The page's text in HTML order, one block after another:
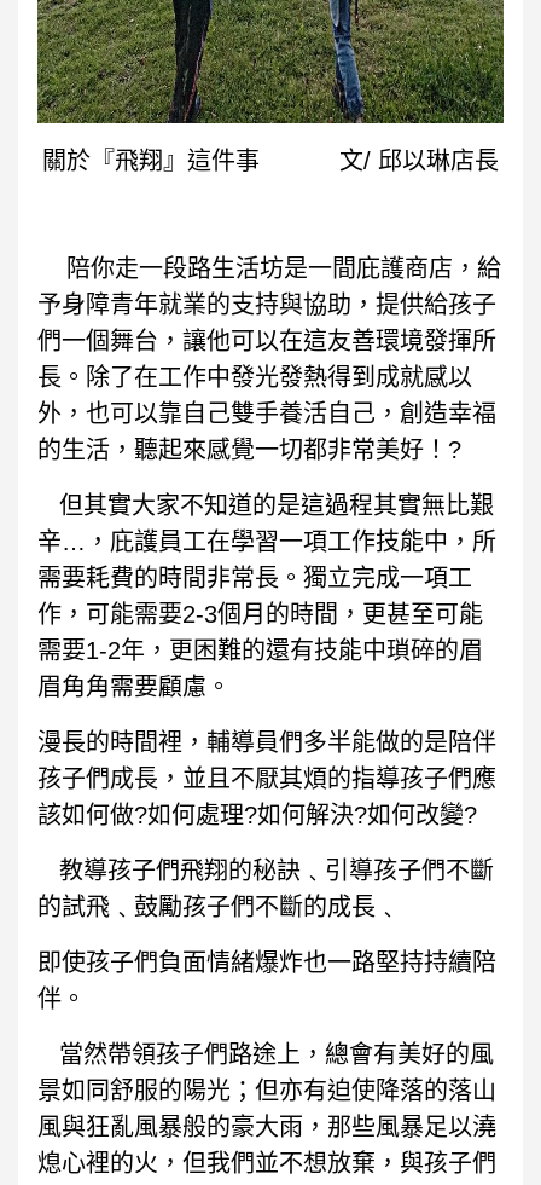
關於『飛翔』這件事 文/ 邱以琳店長
陪你走一段路生活坊是一間庇護商店，給
予身障青年就業的支持與協助，提供給孩子
們一個舞台，讓他可以在這友善環境發揮所
長 。除了在工作中發光發熱得到成就感以
外，也可以靠自己雙手養活自己，創造幸福
的生活，聽起來感覺一切都非常美好！?
但其實大家不知道的是這過程其實無比艱
辛…，庇護員工在學習一項工作技能中，所
需要耗費的時間非常長 。 獨立完成一項工
作，可能需要2-3個月的時間，更甚至可能
需要1-2年， 更困難的還有技能中瑣碎的眉
眉角角需要顧慮。
漫長的時間裡，輔導員們多半能做的是陪伴
孩子們成長，並且不厭其煩的指導孩子們應
該如何做?如何處理?如何解決?如何改變?
教導孩子們飛翔的秘訣﹑引導孩子們不斷
的試飛﹑鼓勵孩子們不斷的成長﹑
即使孩子們負面情緒爆炸也一路堅持持續陪
伴 。
當然帶領孩子們路途上，總會有美好的風
景如同舒服的陽光；但亦有迫使降落的落山
風與狂亂風暴般的豪大雨，那些風暴足以澆
熄心裡的火，但我們並不想放棄，與孩子們